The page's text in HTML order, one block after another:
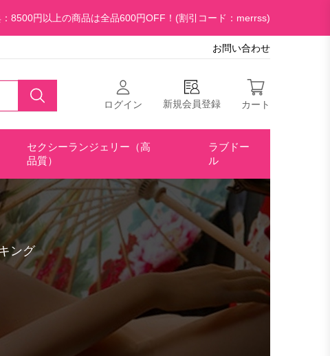
8500円以上の商品は全品600円OFF！(割引コード：merrss)
お問い合わせ
ログイン 新規会員登録 カート
セクシーランジェリー（高
品質）
ラブドー
ル
ング